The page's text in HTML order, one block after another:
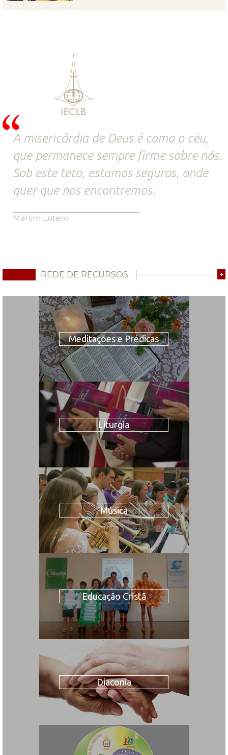
A misericórdia de Deus é como o céu,
que permanece sempre firme sobre nós.
Sob este teto, estamos seguros, onde
quer que nos encontremos.
Martim Lutero
REDE DE RECURSOS +
Meditações e Prédicas
Liturgia
Música
Educação Cristã
Diaconia